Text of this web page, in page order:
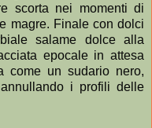
scorta nei momenti di
magre. Finale con dolci
salame dolce alla
epocale in attesa
come un sudario nero,
i profili delle